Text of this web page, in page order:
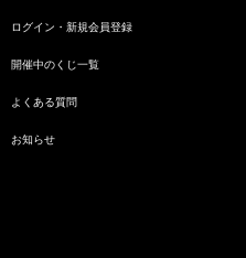
ログイン・新規会員登録
開催中のくじ一覧
よくある質問
お知らせ